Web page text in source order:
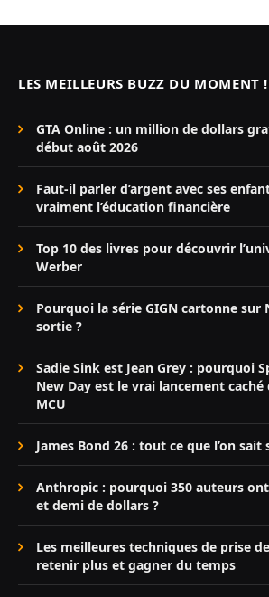
LES MEILLEURS BUZZ DU MOMENT !
GTA Online : un million de dollars
début août 2026
Faut-il parler d’argent avec ses
vraiment l’éducation financière
Top 10 des livres pour découvrir
Werber
Pourquoi la série GIGN cartonne sur
sortie ?
Sadie Sink est Jean Grey : pourquoi
New Day est le vrai lancement caché
MCU
James Bond 26 : tout ce que l’on
Anthropic : pourquoi 350 auteurs
et demi de dollars ?
Les meilleures techniques de prise
retenir plus et gagner du temps